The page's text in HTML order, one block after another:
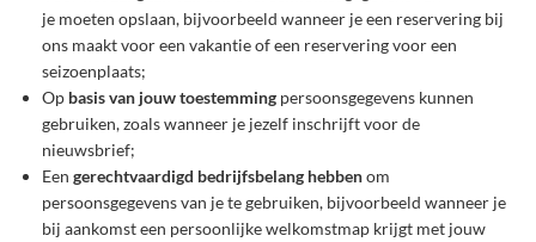
je moeten opslaan, bijvoorbeeld wanneer je een reservering bij
ons maakt voor een vakantie of een reservering voor een
seizoenplaats;
Op basis van jouw toestemming persoonsgegevens kunnen
gebruiken, zoals wanneer je jezelf inschrijft voor de
nieuwsbrief;
Een gerechtvaardigd bedrijfsbelang hebbenom
persoonsgegevens van je te gebruiken, bijvoorbeeld wanneer je
bij aankomst een persoonlijke welkomstmap krijgt met jouw